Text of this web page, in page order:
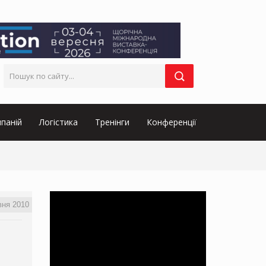
Логістика Тренінги Конференції
2010